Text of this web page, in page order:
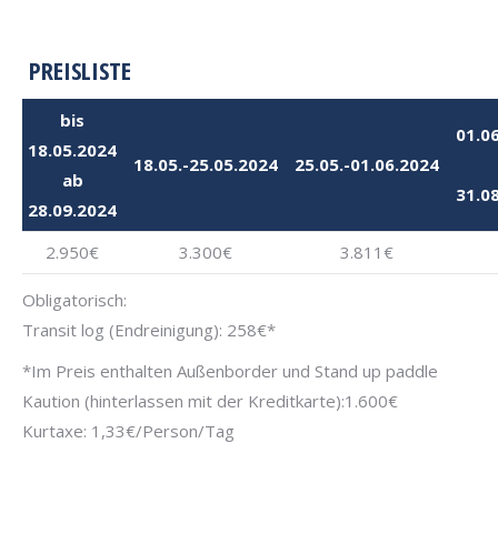
PREISLISTE
bis
18.05.2024
ab
28.09.2024
18.05.-25.05.2024 25.05.-01.06.2024
2.950€ 3.300€ 3.811€
Obligatorisch:
Transit log (Endreinigung): 258€*
*Im Preis enthalten Außenborder und Stand up paddle
Kaution (hinterlassen mit der Kreditkarte):1.600€
Kurtaxe: 1,33€/Person/Tag